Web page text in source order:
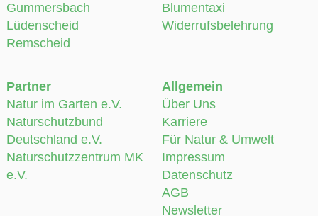
Gummersbach
Lüdenscheid
Remscheid
Blumentaxi
Widerrufsbelehrung
Partner
Natur im Garten e.V.
Naturschutzbund
Deutschland e.V.
Naturschutzzentrum MK
e.V.
Allgemein
Über Uns
Karriere
Für Natur & Umwelt
Impressum
Datenschutz
AGB
Newsletter